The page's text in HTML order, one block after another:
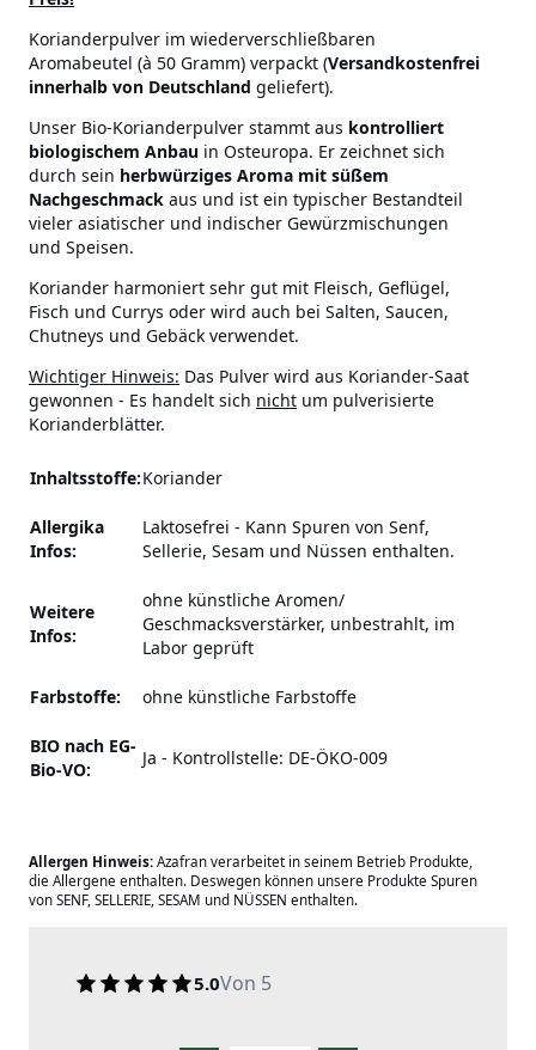
Korianderpulver im wiederverschließbaren
Aromabeutel (à 50 Gramm) verpackt (Versandkostenfrei
innerhalb von Deutschland geliefert).
Unser Bio-Korianderpulver stammt aus kontrolliert
biologischem Anbau in Osteuropa. Er zeichnet sich
durch sein herbwürziges Aroma mit süßem
Nachgeschmack aus und ist ein typischer Bestandteil
vieler asiatischer und indischer Gewürzmischungen
und Speisen.
Koriander harmoniert sehr gut mit Fleisch, Geflügel,
Fisch und Currys oder wird auch bei Salten, Saucen,
Chutneys und Gebäck verwendet.
Wichtiger Hinweis: Das Pulver wird aus Koriander-Saat
gewonnen - Es handelt sich nicht um pulverisierte
Korianderblätter.
Inhaltsstoffe:Koriander
Allergika
Infos:
Laktosefrei - Kann Spuren von Senf,
Sellerie, Sesam und Nüssen enthalten.
Weitere
Infos:
ohne künstliche Aromen/
Geschmacksverstärker, unbestrahlt, im
Labor geprüft
Farbstoffe: ohne künstliche Farbstoffe
BIO nach EG-
Bio-VO:
Ja - Kontrollstelle: DE-ÖKO-009
Allergen Hinweis: Azafran verarbeitet in seinem Betrieb Produkte,
die Allergene enthalten. Deswegen können unsere Produkte Spuren
von SENF, SELLERIE, SESAM und NÜSSEN enthalten.
5.0Von 5